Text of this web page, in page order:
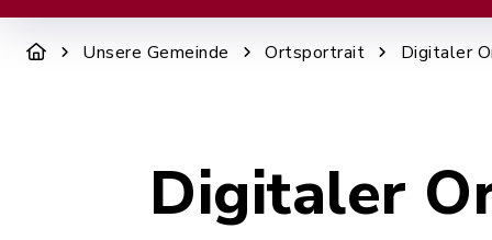
Unsere Gemeinde Ortsportrait Digitaler
Digitaler